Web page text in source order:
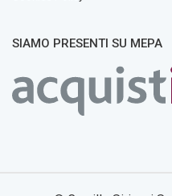
SIAMO PRESENTI SU MEPA